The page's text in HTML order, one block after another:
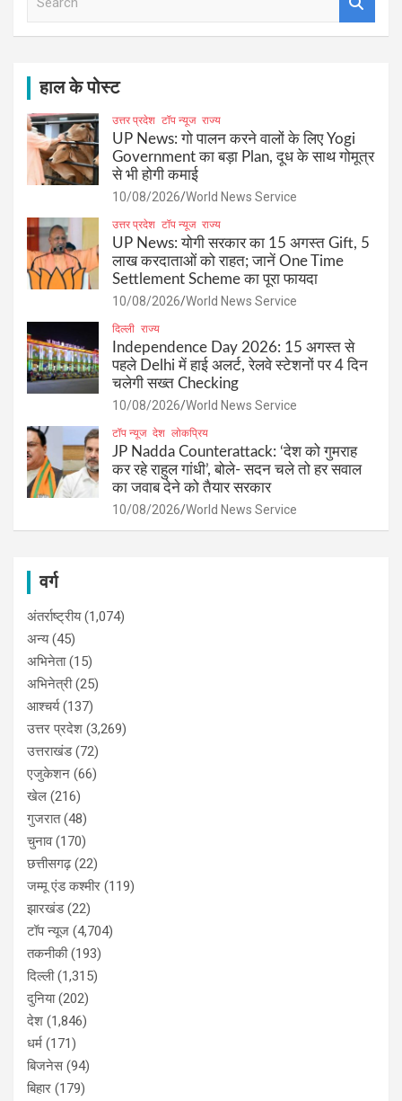
हाल के पोस्ट
उत्तर प्रदेश टॉप न्यूज राज्य
UP News: गो पालन करने वालों के लिए Yogi
Government का बड़ा Plan, दूध के साथ गोमूत्र
से भी होगी कमाई
10/08/2026 World News Service
उत्तर प्रदेश टॉप न्यूज राज्य
UP News: योगी सरकार का 15 अगस्त Gift, 5
लाख करदाताओं को राहत; जानें One Time
Settlement Scheme का पूरा फायदा
10/08/2026 World News Service
दिल्ली राज्य
Independence Day 2026: 15 अगस्त से
पहले Delhi में हाई अलर्ट, रेलवे स्टेशनों पर 4 दिन
चलेगी सख्त Checking
10/08/2026 World News Service
टॉप न्यूज देश लोकप्रिय
JP Nadda Counterattack: ‘देश को गुमराह
कर रहे राहुल गांधी’, बोले- सदन चले तो हर सवाल
का जवाब देने को तैयार सरकार
10/08/2026 World News Service
वर्ग
अंतर्राष्ट्रीय(1,074)
अन्य(45)
अभिनेता(15)
अभिनेत्री(25)
आश्चर्य(137)
उत्तर प्रदेश (3,269)
उत्तराखंड(72)
एजुकेशन (66)
खेल (216)
गुजरात(48)
चुनाव(170)
छत्तीसगढ़(22)
जम्मू एंड कश्मीर (119)
झारखंड(22)
टॉप न्यूज (4,704)
तकनीकी(193)
दिल्ली(1,315)
दुनिया(202)
देश (1,846)
धर्म (171)
बिजनेस(94)
बिहार (179)